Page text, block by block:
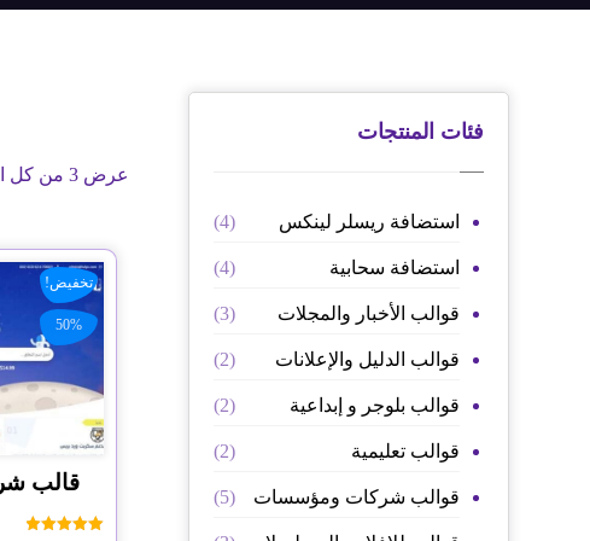
عرض ⁦3⁩ من كل النتائج
تخفيض!
50%
فئات المنتجات
استضافة ريسلر لينكس (4)
استضافة سحابية (4)
قوالب الأخبار والمجلات (3)
قوالب الدليل والإعلانات (2)
قوالب بلوجر و إبداعية (2)
قوالب تعليمية (2)
قوالب شركات ومؤسسات (5)